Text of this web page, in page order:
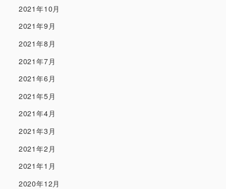
2021年10月
2021年9月
2021年8月
2021年7月
2021年6月
2021年5月
2021年4月
2021年3月
2021年2月
2021年1月
2020年12月